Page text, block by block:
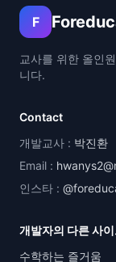
F
교사를 위한 올인
니다.
Contact
개발교사 : 박진환
Email :
인스타 :
개발자의 다른 사
수학하는 즐거움